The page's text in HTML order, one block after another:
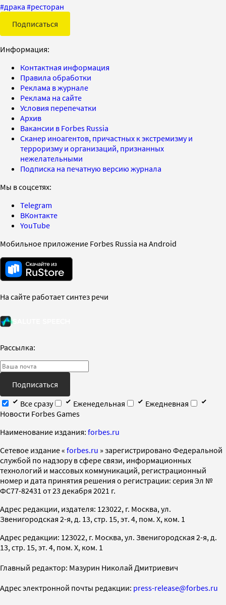
#драка #ресторан
Подписаться
Информация:
Контактная информация
Правила обработки
Реклама в журнале
Реклама на сайте
Условия перепечатки
Архив
Вакансии в Forbes Russia
Сканер иноагентов, причастных к экстремизму и
терроризму и организаций, признанных
нежелательными
Подписка на печатную версию журнала
Мы в соцсетях:
Telegram
ВКонтакте
YouTube
Мобильное приложение Forbes Russia на Android
На сайте работает синтез речи
Рассылка:
Подписаться
Все сразу
Еженедельная
Ежедневная
Новости Forbes Games
Наименование издания: forbes.ru
Cетевое издание « forbes.ru » зарегистрировано Федеральной
службой по надзору в сфере связи, информационных
технологий и массовых коммуникаций, регистрационный
номер и дата принятия решения о регистрации: серия Эл №
ФС77-82431 от 23 декабря 2021 г.
Адрес редакции, издателя: 123022, г. Москва, ул.
Звенигородская 2-я, д. 13, стр. 15, эт. 4, пом. X, ком. 1
Адрес редакции: 123022, г. Москва, ул. Звенигородская 2-я, д.
13, стр. 15, эт. 4, пом. X, ком. 1
Главный редактор: Мазурин Николай Дмитриевич
Адрес электронной почты редакции: press-release@forbes.ru